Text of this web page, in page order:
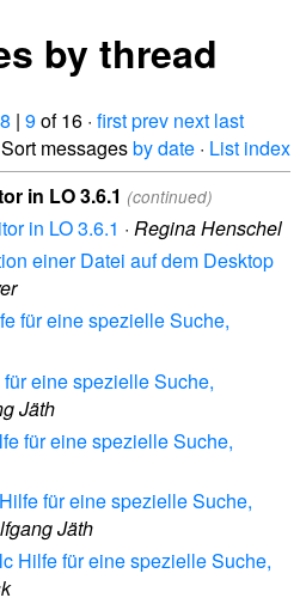
by thread
8 | 9of 16 · firstprev next last
Sort messagesby date · List index
in LO 3.6.1 (continued)
in LO 3.6.1 · Regina Henschel
einer Datei auf dem Desktop
für eine spezielle Suche,
eine spezielle Suche,
Jäth
für eine spezielle Suche,
für eine spezielle Suche,
Jäth
Hilfe für eine spezielle Suche,